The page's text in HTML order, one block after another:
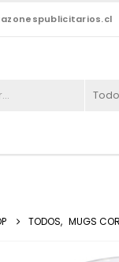
Todo
TODOS, MUGS